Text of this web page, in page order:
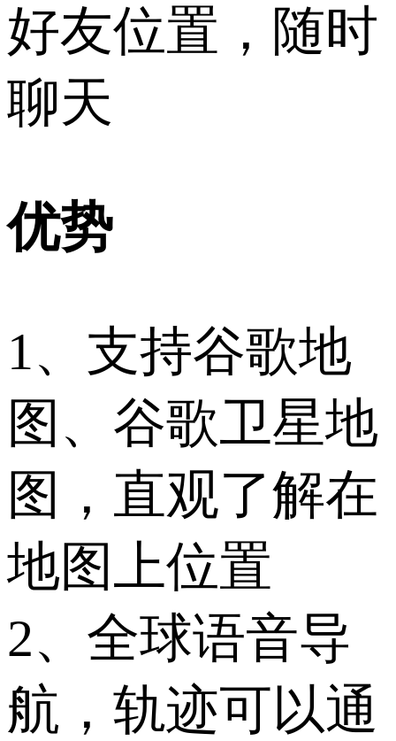
好友位置，随时
聊天
优势
1、支持谷歌地
图、谷歌卫星地
图，直观了解在
地图上位置
2、全球语音导
航，轨迹可以通